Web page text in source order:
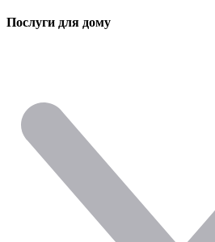
Послуги для дому